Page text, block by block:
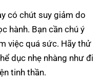
có chút suy giảm do
hành. Bạn cần chú ý
việc quá sức. Hãy thử
dục nhẹ nhàng như đi
tinh thần.